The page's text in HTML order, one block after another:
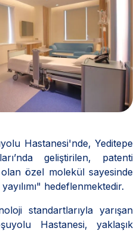
Hastanesi'nde, Yeditepe
geliştirilen, patenti
özel molekül sayesinde
hedeflenmektedir.
standartlarıyla yarışan
Hastanesi, yaklaşık